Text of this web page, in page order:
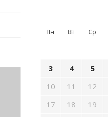
Пн Вт Ср
3
4 5
10
11 12
17
18 19